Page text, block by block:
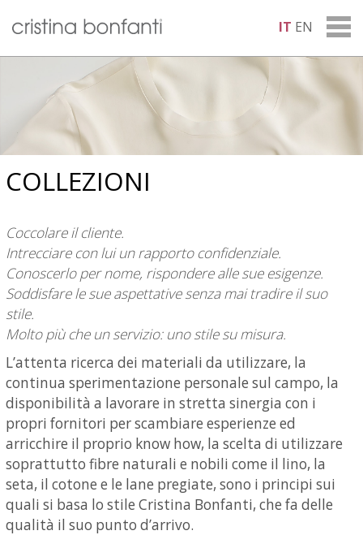
IT EN
COLLEZIONI
Coccolare il cliente.
Intrecciare con lui un rapporto confidenziale.
Conoscerlo per nome, rispondere alle sue esigenze.
Soddisfare le sue aspettative senza mai tradire il suo
stile.
Molto più che un servizio: uno stile su misura.
L’attenta ricerca dei materiali da utilizzare, la
continua sperimentazione personale sul campo, la
disponibilità a lavorare in stretta sinergia con i
propri fornitori per scambiare esperienze ed
arricchire il proprio know how, la scelta di utilizzare
soprattutto fibre naturali e nobili come il lino, la
seta, il cotone e le lane pregiate, sono i principi sui
quali si basa lo stile Cristina Bonfanti, che fa delle
qualità il suo punto d’arrivo.